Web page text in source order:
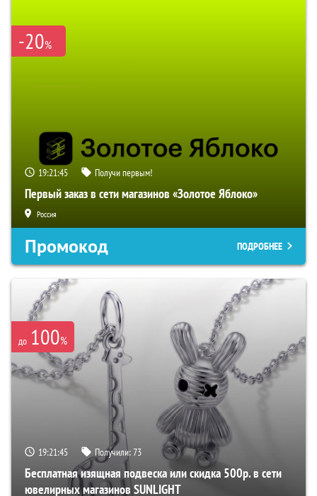
-20%
19:21:44 Получи первым!
Первый заказ в сети магазинов «Золотое Яблоко»
Россия
Промокод ПОДРОБНЕЕ
до 100%
19:21:44 Получили:73
Бесплатная изящная подвеска или скидка 500р. в сети
ювелирных магазинов SUNLIGHT